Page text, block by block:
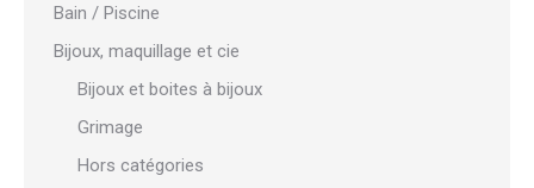
Bain / Piscine
Bijoux, maquillage et cie
Bijoux et boites à bijoux
Grimage
Hors catégories